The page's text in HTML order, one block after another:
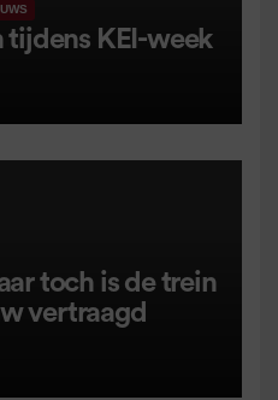
tijdens KEI-week
toch is de trein
vertraagd